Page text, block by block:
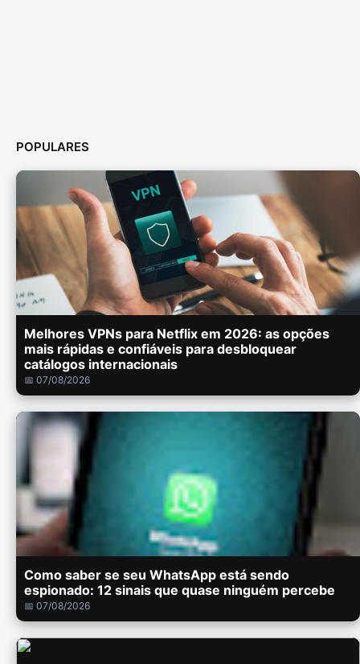
POPULARES
Melhores VPNs para Netflix em 2026: as opções
mais rápidas e confiáveis para desbloquear
catálogos internacionais
📅 07/08/2026
Como saber se seu WhatsApp está sendo
espionado: 12 sinais que quase ninguém percebe
📅 07/08/2026